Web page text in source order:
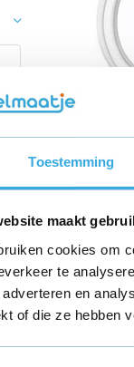
Toestemming
maakt
cookies om
te
adverteren en
of die ze hebben
€